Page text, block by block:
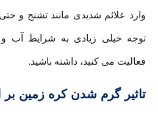
وارد علائم شدیدی مانند تشنج و
توجه خیلی زیادی به شرایط آب
فعالیت می کنید، داشته باشید.
تاثیر گرم شدن کره زمین